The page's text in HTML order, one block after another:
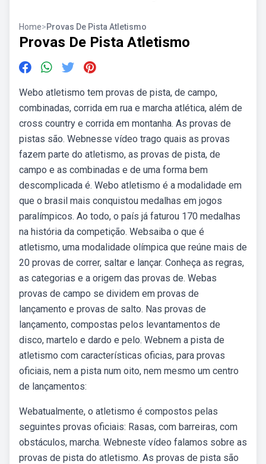
Home>Provas De Pista Atletismo
Provas De Pista Atletismo
Webo atletismo tem provas de pista, de campo,
combinadas, corrida em rua e marcha atlética, além de
cross country e corrida em montanha. As provas de
pistas são. Webnesse vídeo trago quais as provas
fazem parte do atletismo, as provas de pista, de
campo e as combinadas e de uma forma bem
descomplicada é. Webo atletismo é a modalidade em
que o brasil mais conquistou medalhas em jogos
paralímpicos. Ao todo, o país já faturou 170 medalhas
na história da competição. Websaiba o que é
atletismo, uma modalidade olímpica que reúne mais de
20 provas de correr, saltar e lançar. Conheça as regras,
as categorias e a origem das provas de. Webas
provas de campo se dividem em provas de
lançamento e provas de salto. Nas provas de
lançamento, compostas pelos levantamentos de
disco, martelo e dardo e pelo. Webnem a pista de
atletismo com características oficias, para provas
oficiais, nem a pista num oito, nem mesmo um centro
de lançamentos:
Webatualmente, o atletismo é compostos pelas
seguintes provas oficiais: Rasas, com barreiras, com
obstáculos, marcha. Webneste vídeo falamos sobre as
provas de pista do atletismo. As provas de pista são